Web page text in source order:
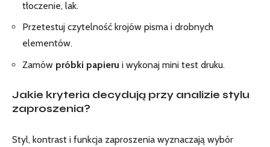
tłoczenie, lak.
Przetestuj czytelność krojów pisma i drobnych
elementów.
Zamów próbki papieru i wykonaj mini test druku.
Jakie kryteria decydują przy analizie stylu
zaproszenia?
Styl, kontrast i funkcja zaproszenia wyznaczają wybór